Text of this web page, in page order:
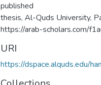
published
thesis, Al-Quds University,
https://arab-scholars.com/
URI
https://dspace.alquds.edu/